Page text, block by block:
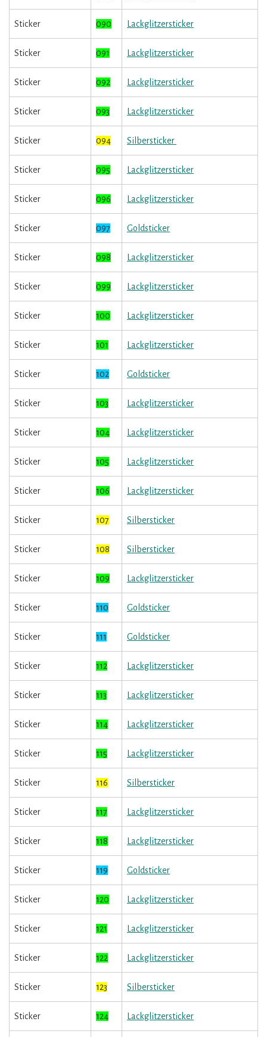
Sticker 090 Lackglitzersticker
Sticker 091 Lackglitzersticker
Sticker 092 Lackglitzersticker
Sticker 093 Lackglitzersticker
Sticker 094 Silbersticker
Sticker 095 Lackglitzersticker
Sticker 096 Lackglitzersticker
Sticker 097 Goldsticker
Sticker 098 Lackglitzersticker
Sticker 099 Lackglitzersticker
Sticker 100 Lackglitzersticker
Sticker 101 Lackglitzersticker
Sticker 102 Goldsticker
Sticker 103 Lackglitzersticker
Sticker 104 Lackglitzersticker
Sticker 105 Lackglitzersticker
Sticker 106 Lackglitzersticker
Sticker 107 Silbersticker
Sticker 108 Silbersticker
Sticker 109 Lackglitzersticker
Sticker 110 Goldsticker
Sticker 111 Goldsticker
Sticker 112 Lackglitzersticker
Sticker 113 Lackglitzersticker
Sticker 114 Lackglitzersticker
Sticker 115 Lackglitzersticker
Sticker 116 Silbersticker
Sticker 117 Lackglitzersticker
Sticker 118 Lackglitzersticker
Sticker 119 Goldsticker
Sticker 120 Lackglitzersticker
Sticker 121 Lackglitzersticker
Sticker 122 Lackglitzersticker
Sticker 123 Silbersticker
Sticker 124 Lackglitzersticker